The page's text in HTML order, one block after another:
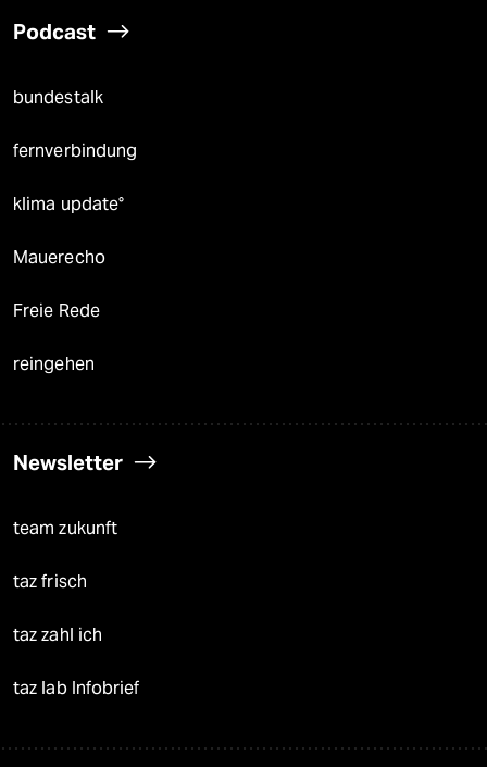
Podcast
bundestalk
fernverbindung
klima update°
Mauerecho
Freie Rede
reingehen
Newsletter
team zukunft
taz frisch
taz zahl ich
taz lab Infobrief